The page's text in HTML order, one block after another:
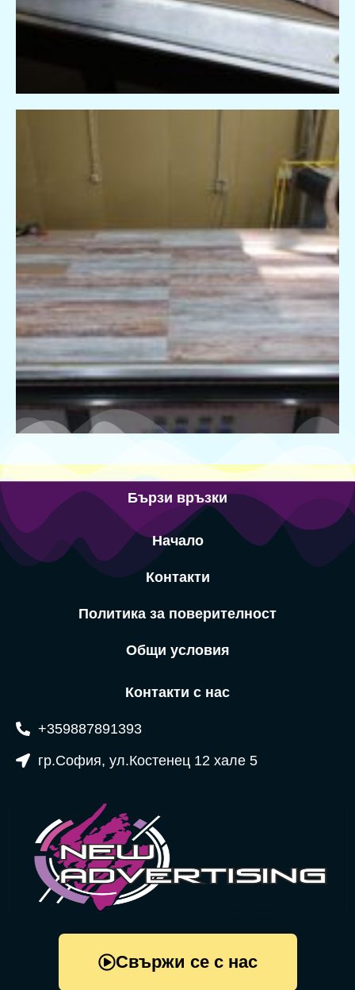
Бързи връзки
Начало
Контакти
Политика за поверителност
Общи условия
Контакти с нас
+359887891393
гр.София, ул.Костенец 12 хале 5
Свържи се с нас